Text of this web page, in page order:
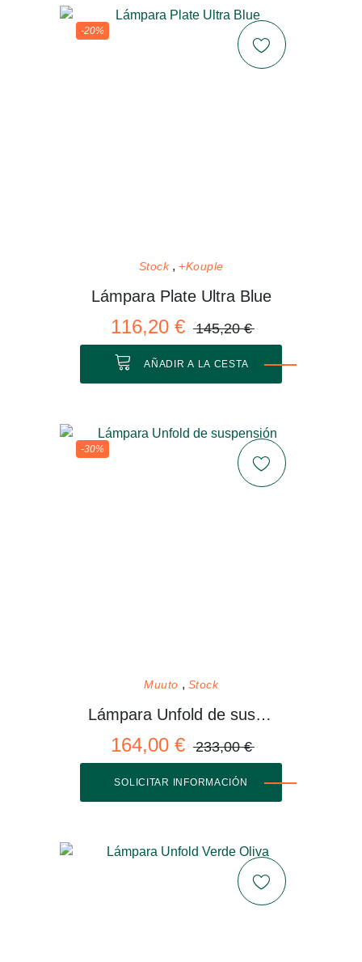
-20%
Stock +Kouple
Lámpara Plate Ultra Blue
116,20 € 145,20 €
AÑADIR A LA CESTA
-30%
Muuto Stock
Lámpara Unfold de suspensión
164,00 € 233,00 €
SOLICITAR INFORMACIÓN